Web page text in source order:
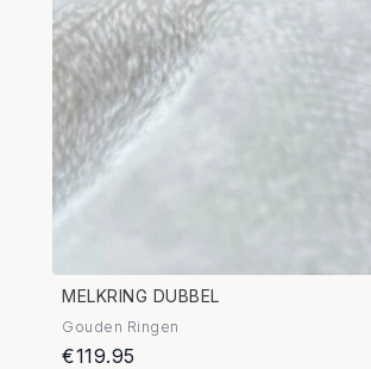
MELKRING DUBBEL
Gouden Ringen
€119.95